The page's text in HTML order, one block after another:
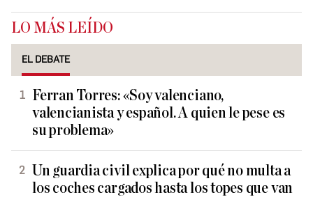
LO MÁS LEÍDO
EL DEBATE
Ferran Torres: «Soy valenciano,
valencianista y español. A quien le pese es
su problema»
Un guardia civil explica por qué no multa a
los coches cargados hasta los topes que van